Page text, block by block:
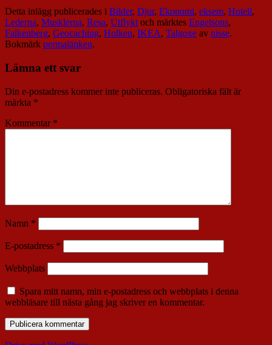
Detta inlägg publicerades i Bilder, Djur, Ekonomi, eksem, Hotell,
Lederna, Musklerna, Resa, Utflyktoch märktes Engelsons,
Falkenberg, Geocaching, Holken, IKEA, Talgoxe av nisse.
Bokmärk permalänken.
Lämna ett svar
Din e-postadress kommer inte publiceras. Obligatoriska fält är
märkta *
Kommentar *
Namn *
E-postadress *
Webbplats
Spara mitt namn, min e-postadress och webbplats i denna
webbläsare till nästa gång jag skriver en kommentar.